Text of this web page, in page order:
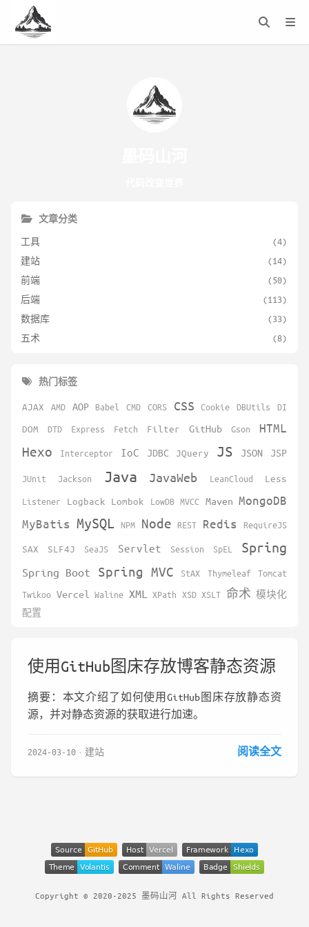
使用GitHub图床存放博客静态资源
摘要：本文介绍了如何使用GitHub图床存放静态资
源，并对静态资源的获取进行加速。
2024-03-10 建站 阅读全文
文章分类
工具
(4)
建站
(14)
前端
(50)
后端
(113)
数据库
(33)
五术
(8)
热门标签
AJAX AMD AOP Babel CMD CORS CSS Cookie DBUtils
DI
DOM
DTD Express Fetch Filter GitHub Gson HTML
Hexo Interceptor IoC JDBC JQuery JS JSON JSP
JUnit Jackson Java JavaWeb LeanCloud
Less
Listener
Logback Lombok LowDB MVCC Maven MongoDB
MyBatis MySQL NPM Node REST Redis RequireJS
SAX SLF4J SeaJS Servlet Session SpEL Spring
Spring Boot Spring MVC StAX Thymeleaf
Tomcat
Twikoo Vercel Waline XML XPath XSD XSLT 命术 模块化
配置
Copyright © 2020-2025 墨码山河 All Rights Reserved